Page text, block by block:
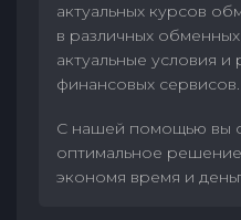
актуальных курсов
в различных обменных
актуальные условия и
финансовых сервисов.
С нашей помощью вы
оптимальное
экономя время и